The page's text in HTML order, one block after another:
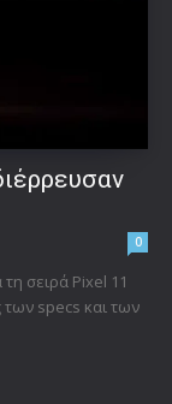
0
σειρά Pixel 11
των specs και των